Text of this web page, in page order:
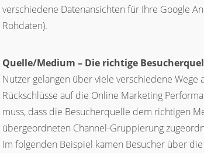
verschiedene Datenansichten für Ihre Google
Rohdaten).
Quelle/Medium – Die richtige
Nutzer gelangen über viele verschiedene Wege
Rückschlüsse auf die Online Marketing
muss, dass die Besucherquelle dem richtigen
übergeordneten Channel-Gruppierung
Im folgenden Beispiel kamen Besucher über